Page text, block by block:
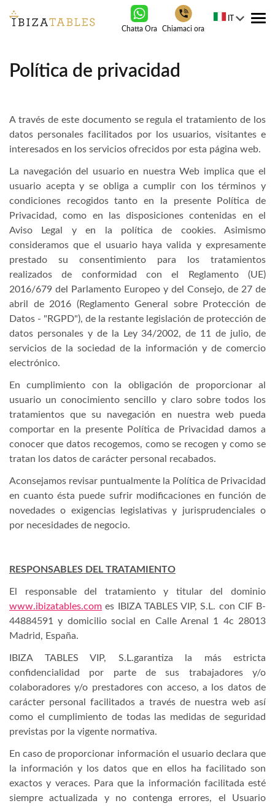
Chatta Ora Chiamaci ora
Política de privacidad
A través de este documento se regula el tratamiento de los
datos personales facilitados por los usuarios, visitantes e
interesados en los servicios ofrecidos por esta página web.
La navegación del usuario en nuestra Web implica que el
usuario acepta y se obliga a cumplir con los términos y
condiciones recogidos tanto en la presente Política de
Privacidad, como en las disposiciones contenidas en el
Aviso Legal y en la política de cookies. Asimismo
consideramos que el usuario haya valida y expresamente
prestado su consentimiento para los tratamientos
realizados de conformidad con el Reglamento (UE)
2016/679 del Parlamento Europeo y del Consejo, de 27 de
abril de 2016 (Reglamento General sobre Protección de
Datos - "RGPD"), de la restante legislación de protección de
datos personales y de la Ley 34/2002, de 11 de julio, de
servicios de la sociedad de la información y de comercio
electrónico.
En cumplimiento con la obligación de proporcionar al
usuario un conocimiento sencillo y claro sobre todos los
tratamientos que su navegación en nuestra web pueda
comportar en la presente Política de Privacidad damos a
conocer que datos recogemos, como se recogen y como se
tratan los datos de carácter personal recabados.
Aconsejamos revisar puntualmente la Política de Privacidad
en cuanto ésta puede sufrir modificaciones en función de
novedades o exigencias legislativas y jurisprudenciales o
por necesidades de negocio.
RESPONSABLES DEL TRATAMIENTO
El responsable del tratamiento y titular del dominio
www.ibizatables.com es IBIZA TABLES VIP, S.L. con CIF B-
44884591 y domicilio social en Calle Arenal 1 4c 28013
Madrid, España.
IBIZA TABLES VIP, S.L.garantiza la más estricta
confidencialidad por parte de sus trabajadores y/o
colaboradores y/o prestadores con acceso, a los datos de
carácter personal facilitados a través de nuestra web así
como el cumplimiento de todas las medidas de seguridad
previstas por la vigente normativa.
En caso de proporcionar información el usuario declara que
la información y los datos que en ellos ha facilitado son
exactos y veraces. Para que la información facilitada esté
siempre actualizada y no contenga errores, el Usuario